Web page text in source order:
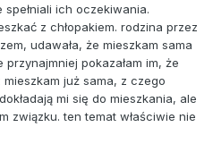
ich oczekiwania.
z chłopakiem. rodzina przez
udawała, że mieszkam sama
pokazałam im, że
już sama, z czego
mi się do mieszkania, ale
związku. ten temat właściwie nie